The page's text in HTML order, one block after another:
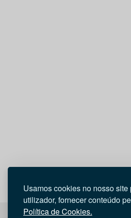
Usamos cookies no nosso
utilizador, fornecer conteúdo
Política de Cookies.